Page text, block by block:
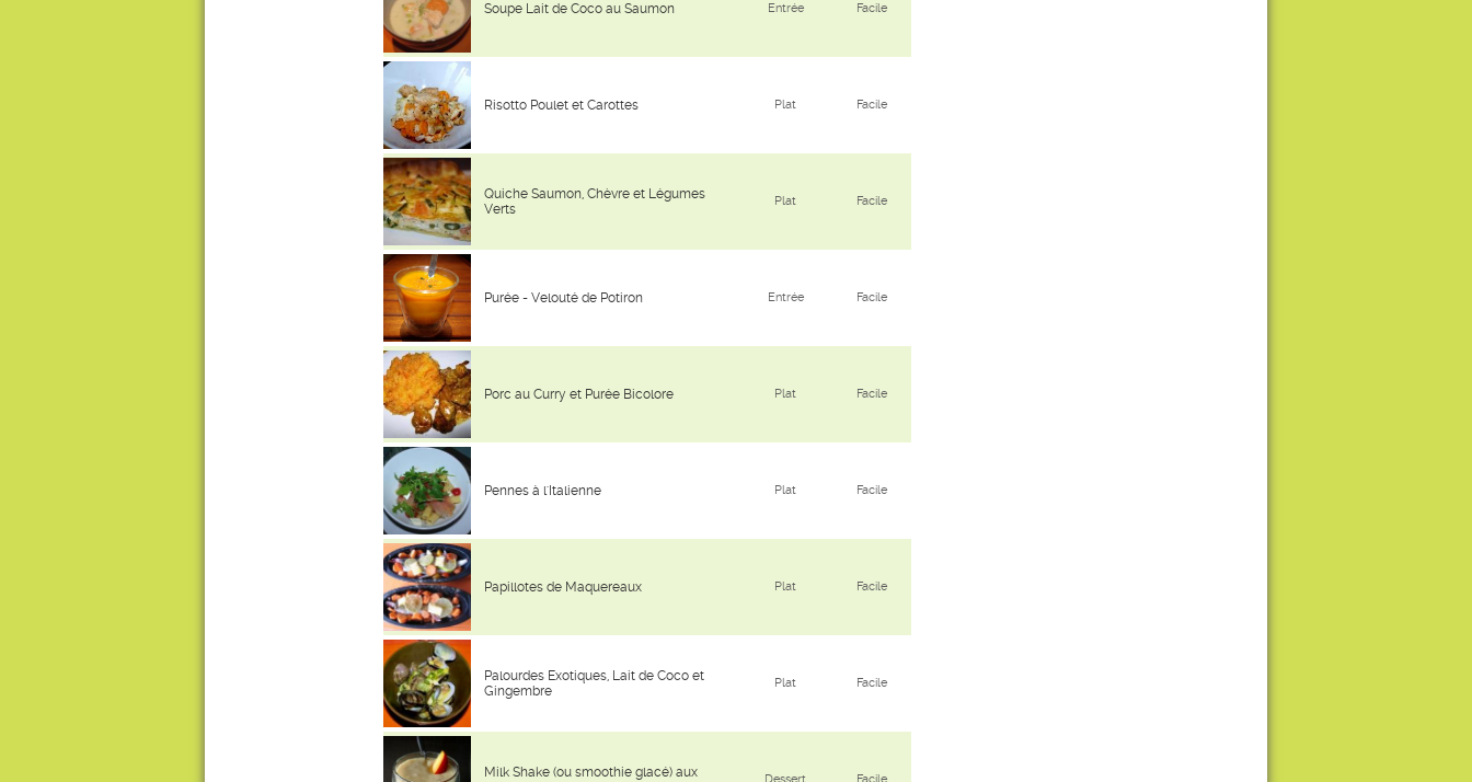
Soupe Lait de Coco au Saumon Entrée Facile
Risotto Poulet et Carottes Plat Facile
Quiche Saumon, Chèvre et Légumes
Verts
Plat Facile
Purée - Velouté de Potiron Entrée Facile
Porc au Curry et Purée Bicolore Plat Facile
Pennes à l'Italienne Plat Facile
Papillotes de Maquereaux Plat Facile
Palourdes Exotiques, Lait de Coco et
Gingembre
Plat Facile
Milk Shake (ou smoothie glacé) aux